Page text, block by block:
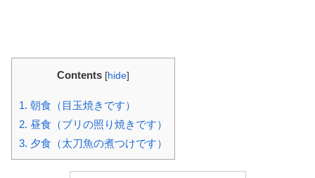
Contents [hide]
1. 朝食（目玉焼きです）
2. 昼食（ブリの照り焼きです）
3. 夕食（太刀魚の煮つけです）